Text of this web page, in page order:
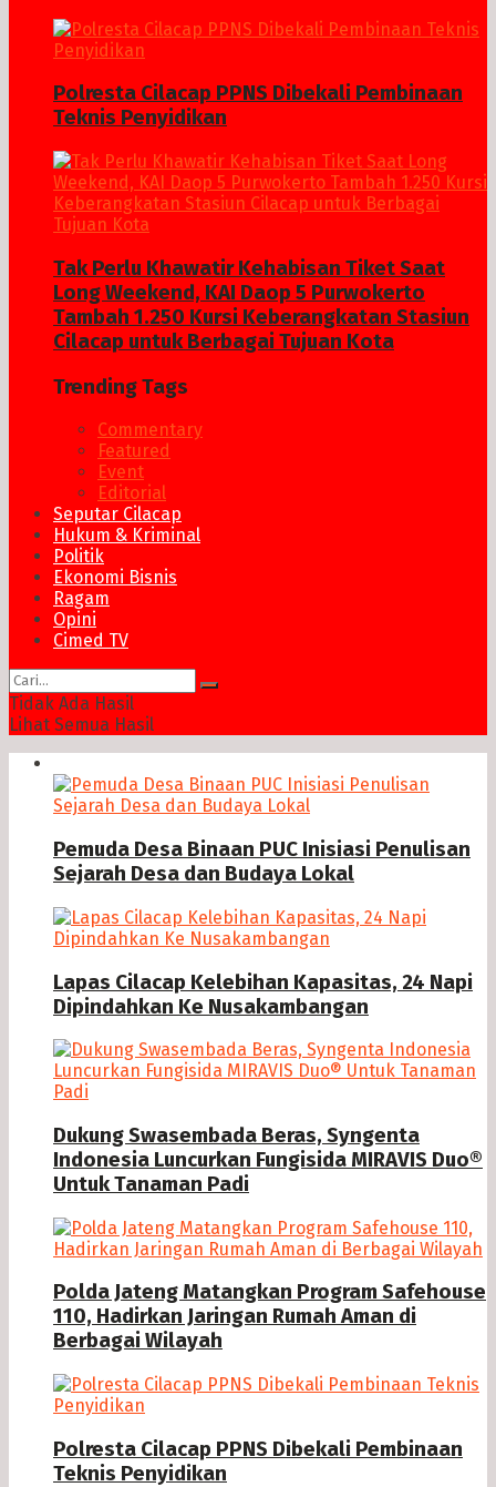
Polresta Cilacap PPNS Dibekali Pembinaan
Teknis Penyidikan
Tak Perlu Khawatir Kehabisan Tiket Saat
Long Weekend, KAI Daop 5 Purwokerto
Tambah 1.250 Kursi Keberangkatan Stasiun
Cilacap untuk Berbagai Tujuan Kota
Trending Tags
Commentary
Featured
Event
Editorial
Seputar Cilacap
Hukum & Kriminal
Politik
Ekonomi Bisnis
Ragam
Opini
Cimed TV
Tidak Ada Hasil
Lihat Semua Hasil
Pemuda Desa Binaan PUC Inisiasi Penulisan
Sejarah Desa dan Budaya Lokal
Lapas Cilacap Kelebihan Kapasitas, 24 Napi
Dipindahkan Ke Nusakambangan
Dukung Swasembada Beras, Syngenta
Indonesia Luncurkan Fungisida MIRAVIS Duo®
Untuk Tanaman Padi
Polda Jateng Matangkan Program Safehouse
110, Hadirkan Jaringan Rumah Aman di
Berbagai Wilayah
Polresta Cilacap PPNS Dibekali Pembinaan
Teknis Penyidikan